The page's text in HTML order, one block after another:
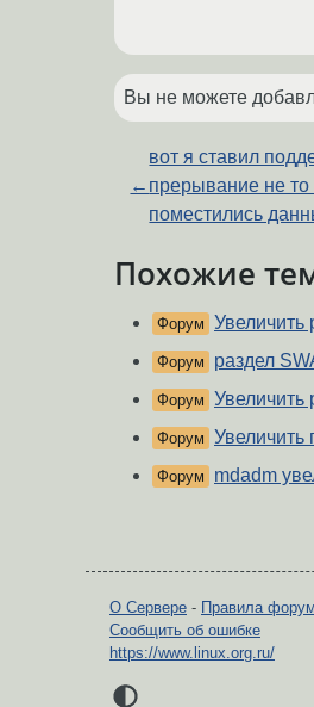
Вы не можете
←
вот я ставил
прерывание не то
поместились
Похожие
Форум Увеличить
Форум раздел
Форум Увеличить
Форум Увеличить
Форум mdadm
О Сервере - Правила
Сообщить об ошибке
https://www.linux.org.ru/